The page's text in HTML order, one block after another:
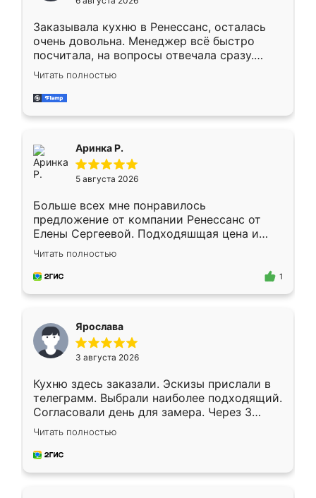
мебели буду заказывать только здесь.
Заказывала кухню в Ренессанс, осталась
очень довольна. Менеджер всё быстро
посчитала, на вопросы отвечала сразу.
Замерщик приехал в субботу, подошёл к
делу со всей ответственностью. Собрали
за день, ребята работали аккуратно, даже
Читать полностью
Аринка Р.
5 августа 2026
Больше всех мне понравилось
предложение от компании Ренессанс от
Елены Сергеевой. Подходяшщая цена и
короткие сроки изготовления. Приехавший
для замера сотрудник Владислав
предложил по моему эскизу самый
Читать полностью
1
Ярослава
3 августа 2026
Кухню здесь заказали. Эскизы прислали в
телеграмм. Выбрали наиболее подходящий.
Согласовали день для замера. Через 3
недели кухня была уже готова. Остались
довольны работой. Спасибо Ренессанс
мебель за качественную работу!
Читать полностью